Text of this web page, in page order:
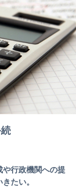
や行政機関への提
たい。